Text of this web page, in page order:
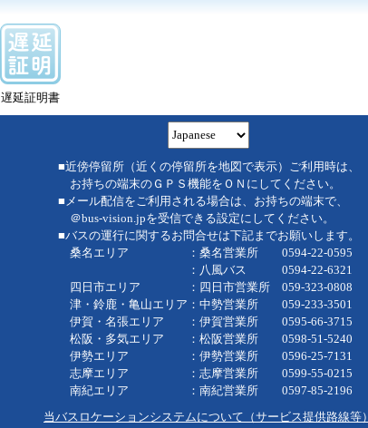
遅延証明書
■近傍停留所（近くの停留所を地図で表示）ご利用時は、
お持ちの端末のＧＰＳ機能をＯＮにしてください。
■メール配信をご利用される場合は、お持ちの端末で、
＠bus-vision.jpを受信できる設定にしてください。
■バスの運行に関するお問合せは下記までお願いします。
桑名エリア ：桑名営業所 0594-22-0595
：八風バス 0594-22-6321
四日市エリア ：四日市営業所 059-323-0808
津・鈴鹿・亀山エリア：中勢営業所 059-233-3501
伊賀・名張エリア ：伊賀営業所 0595-66-3715
松阪・多気エリア ：松阪営業所 0598-51-5240
伊勢エリア ：伊勢営業所 0596-25-7131
志摩エリア ：志摩営業所 0599-55-0215
南紀エリア ：南紀営業所 0597-85-2196
当バスロケーションシステムについて（サービス提供路線等）